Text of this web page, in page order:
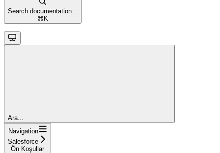
Search documentation...
⌘ K
Ara...
Navigation
Salesforce
Ön Koşullar